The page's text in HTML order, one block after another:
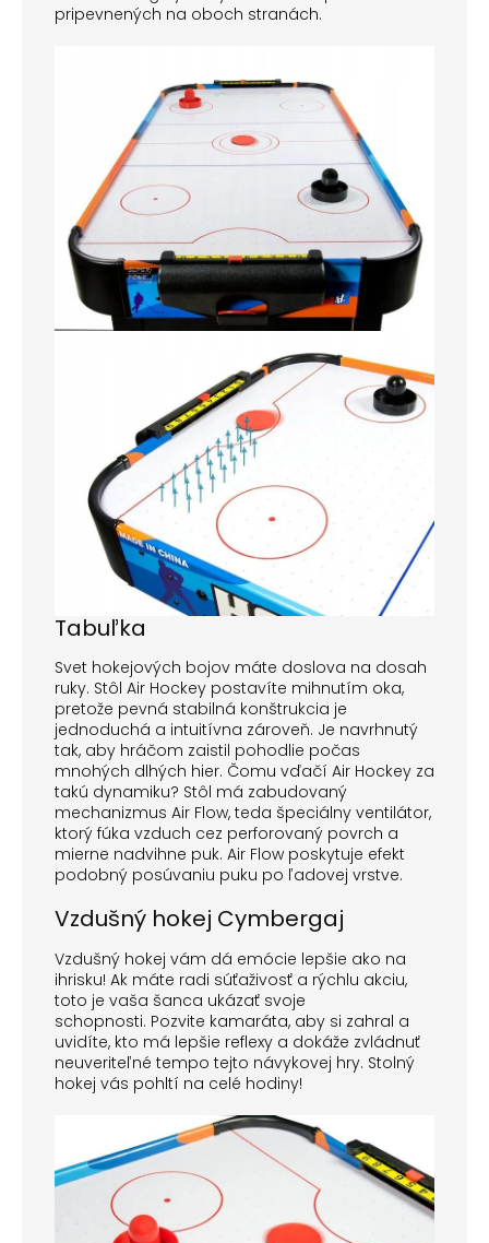
pripevnených na oboch stranách.
Tabuľka
Svet hokejových bojov máte doslova na dosah
ruky. Stôl Air Hockey postavíte mihnutím oka,
pretože pevná stabilná konštrukcia je
jednoduchá a intuitívna zároveň. Je navrhnutý
tak, aby hráčom zaistil pohodlie počas
mnohých dlhých hier. Čomu vďačí Air Hockey za
takú dynamiku? Stôl má zabudovaný
mechanizmus Air Flow, teda špeciálny ventilátor,
ktorý fúka vzduch cez perforovaný povrch a
mierne nadvihne puk. Air Flow poskytuje efekt
podobný posúvaniu puku po ľadovej vrstve.
Vzdušný hokej Cymbergaj
Vzdušný hokej vám dá emócie lepšie ako na
ihrisku! Ak máte radi súťaživosť a rýchlu akciu,
toto je vaša šanca ukázať svoje
schopnosti. Pozvite kamaráta, aby si zahral a
uvidíte, kto má lepšie reflexy a dokáže zvládnuť
neuveriteľné tempo tejto návykovej hry. Stolný
hokej vás pohltí na celé hodiny!